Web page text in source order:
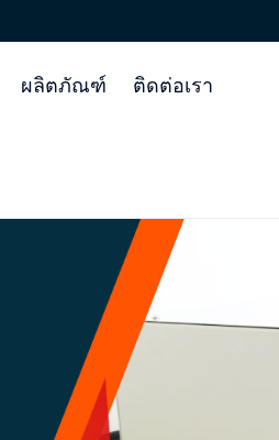
ผลิตภัณฑ์ ติดต่อเรา